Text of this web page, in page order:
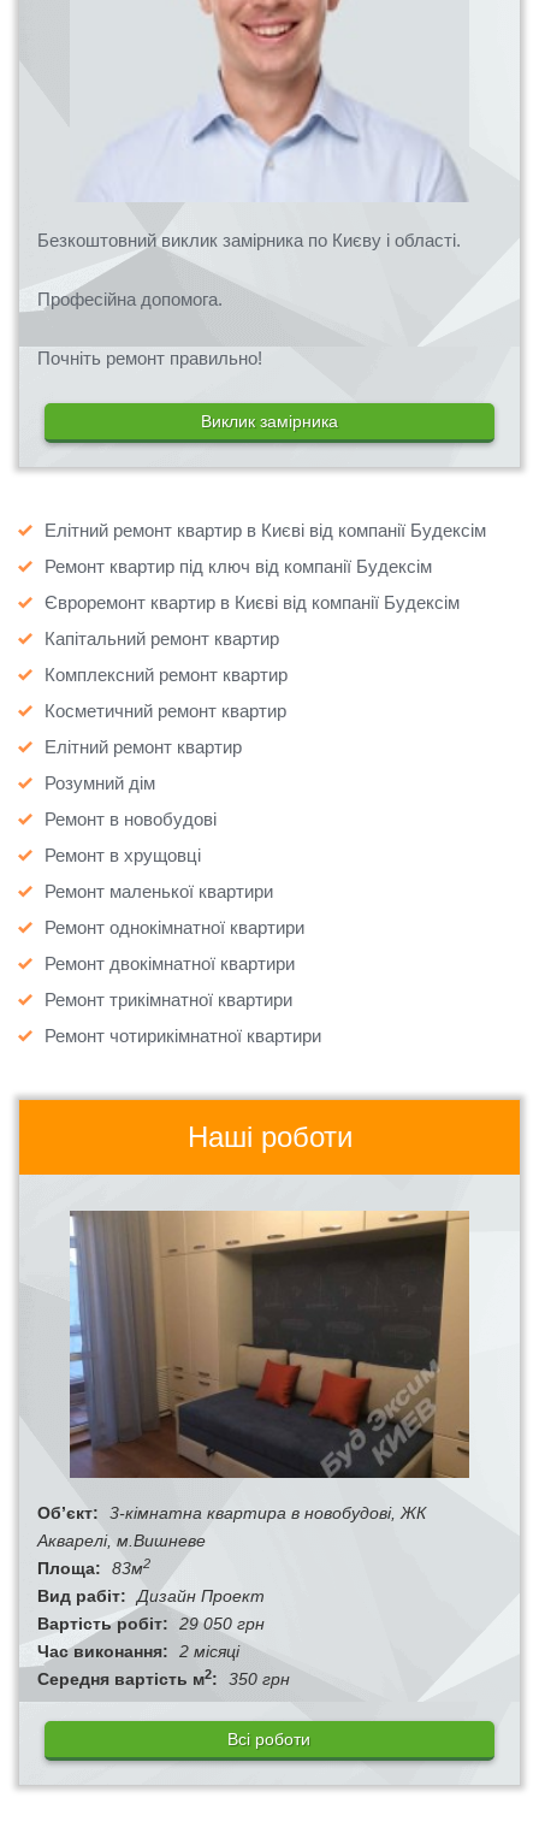
Безкоштовний виклик замірника по Києву і області.
Професійна допомога.
Почніть ремонт правильно!
Виклик замірника
Елітний ремонт квартир в Києві від компанії Будексім
Ремонт квартир під ключ від компанії Будексім
Євроремонт квартир в Києві від компанії Будексім
Капітальний ремонт квартир
Комплексний ремонт квартир
Косметичний ремонт квартир
Елітний ремонт квартир
Розумний дім
Ремонт в новобудові
Ремонт в хрущовці
Ремонт маленької квартири
Ремонт однокімнатної квартири
Ремонт двокімнатної квартири
Ремонт трикімнатної квартири
Ремонт чотирикімнатної квартири
Наші роботи
Об’єкт:
3-кімнатна квартира в новобудові, ЖК
Акварелі, м.Вишневе
Площа:
83м2
Вид рабіт:
Дизайн Проект
Вартість робіт:
29 050 грн
Час виконання:
2 місяці
Середня вартість м2: 350 грн
Всі роботи